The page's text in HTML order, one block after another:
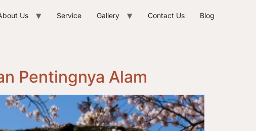
Us Service Gallery Contact Us Blog
Pentingnya Alam